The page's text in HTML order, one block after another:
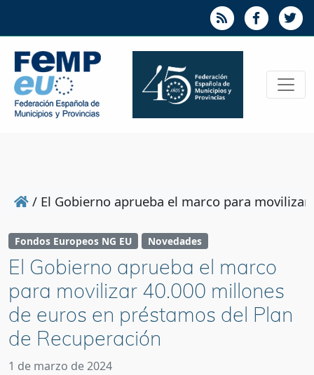
/ El Gobierno aprueba el marco para
Fondos Europeos NG EU Novedades
El Gobierno aprueba el marco
para movilizar 40.000 millones
de euros en préstamos del Plan
de Recuperación
1 de marzo de 2024